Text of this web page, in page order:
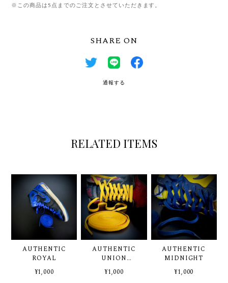
※この商品は5点までのご注文とさせていただきます。
SHARE ON
通報する
RELATED ITEMS
AUTHENTIC
ROYAL
¥1,000
AUTHENTIC
UNION
YELLOW
¥1,000
AUTHENTIC
MIDNIGHT
¥1,000